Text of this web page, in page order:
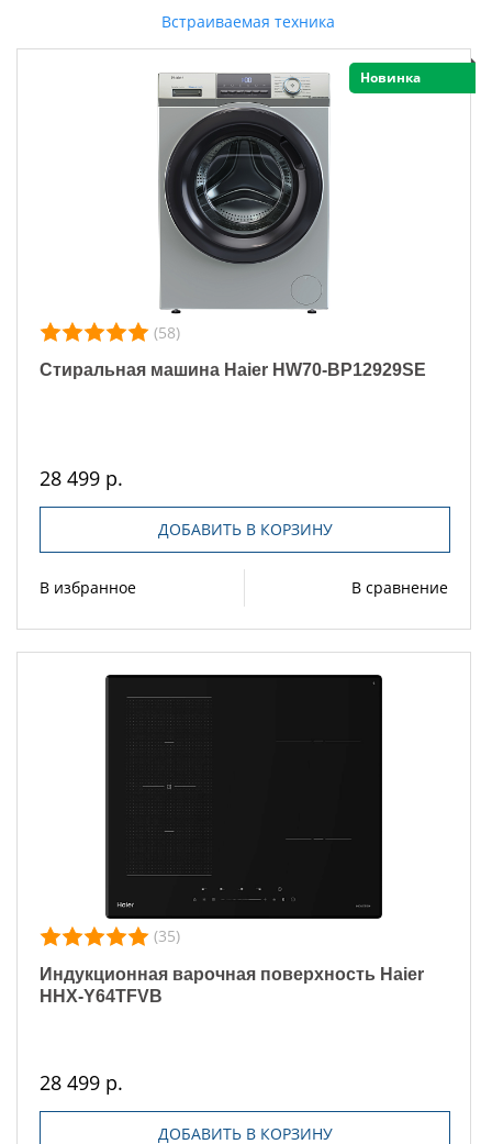
Встраиваемая техника
Новинка
(58)
Стиральная машина Haier HW70-BP12929SE
28 499 р.
ДОБАВИТЬ В КОРЗИНУ
В избранное В сравнение
(35)
Индукционная варочная поверхность Haier
HHX-Y64TFVB
28 499 р.
ДОБАВИТЬ В КОРЗИНУ